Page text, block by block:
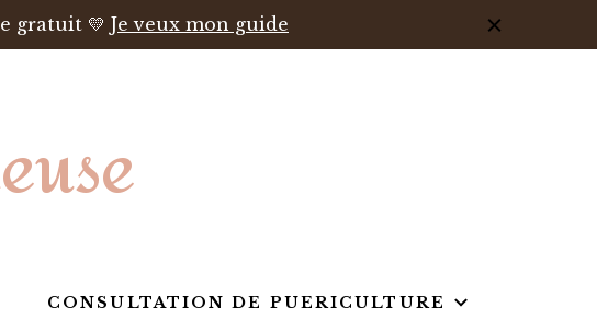
gratuit 💛 Je veux mon guide
CONSULTATION DE PUERICULTURE